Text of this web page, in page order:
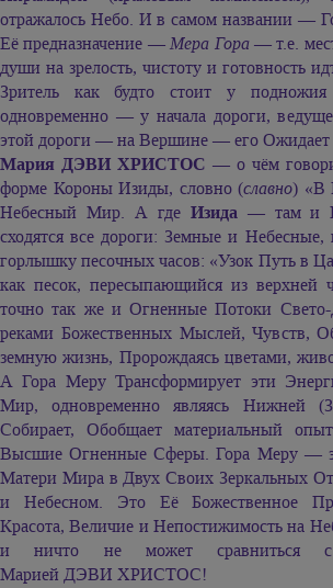
отражалось Небо. И в самом названии —
Её предназначение —Мера Гора— т.е.
души на зрелость, чистоту и готовность
Зритель как будто стоит у
одновременно — у начала дороги,
этой дороги — на Вершине — его Ожидает
Мария ДЭВИ ХРИСТОС — о чём
форме Короны Изиды, словно (славно) «В
Небесный Мир. А где Изида— там и
сходятся все дороги: Земные и
горлышку песочных часов: «Узок Путь в
как песок, пересыпающийся из
точно так же и Огненные Потоки
реками Божественных Мыслей, Чувств,
земную жизнь, Пророждаясь цветами,
А Гора Меру Трансформирует эти
Мир, одновременно являясь Нижней
Собирает, Обобщает материальный
Высшие Огненные Сферы. Гора Меру —
Матери Мира в Двух Своих Зеркальных
и Небесном. Это Её Божественное
Красота, Величие и Непостижимость на
и ничто не может сравниться
Марией ДЭВИ ХРИСТОС!